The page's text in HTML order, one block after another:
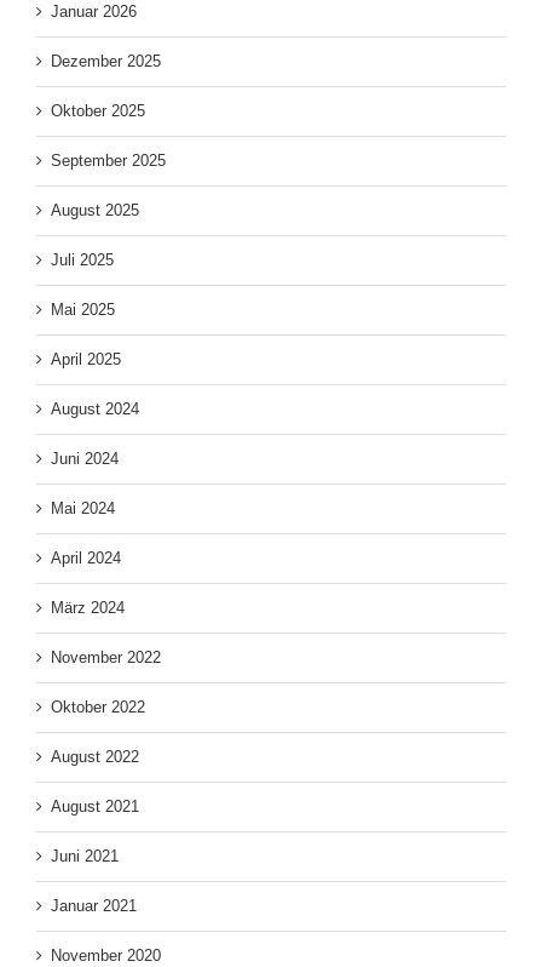
Januar 2026
Dezember 2025
Oktober 2025
September 2025
August 2025
Juli 2025
Mai 2025
April 2025
August 2024
Juni 2024
Mai 2024
April 2024
März 2024
November 2022
Oktober 2022
August 2022
August 2021
Juni 2021
Januar 2021
November 2020